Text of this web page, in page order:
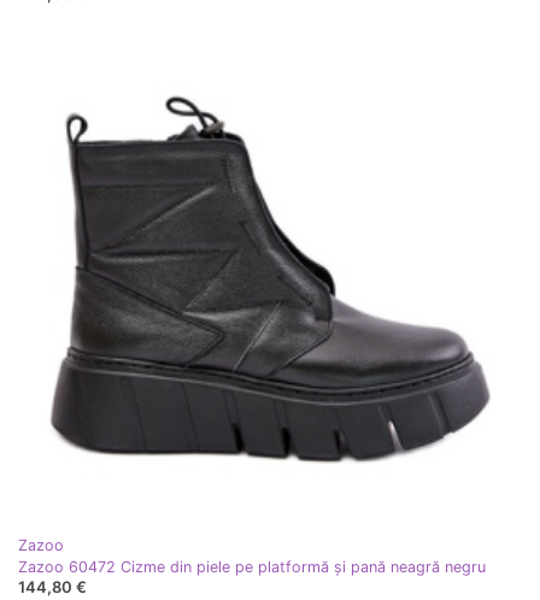
Zazoo
Zazoo 60472 Cizme din piele pe platformă și pană neagră negru
144,80 €